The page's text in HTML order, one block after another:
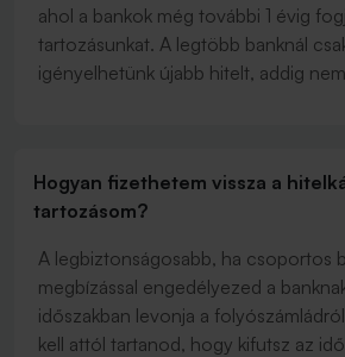
ahol a bankok még további 1 évig
tartozásunkat. A legtöbb banknál
igényelhetünk újabb hitelt, addig
Hogyan fizethetem vissza a
tartozásom?
A legbiztonságosabb, ha csoportos
megbízással engedélyezed a
időszakban levonja a
kell attól tartanod, hogy kifutsz az